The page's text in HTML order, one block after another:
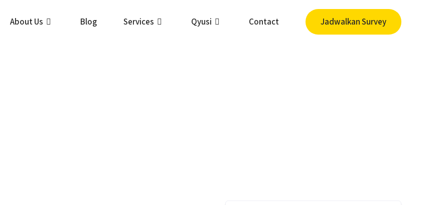
About Us Blog Services Qyusi Contact Jadwalkan Survey